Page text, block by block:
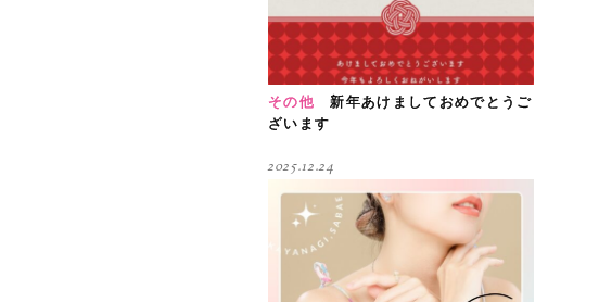
その他
新年あけましておめでとうご
ざいます
2025.12.24